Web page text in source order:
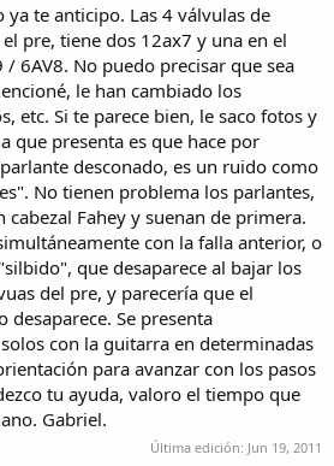
te anticipo. Las 4 válvulas de
pre, tiene dos 12ax7 y una en el
/ 6AV8. No puedo precisar que sea
le han cambiado los
etc. Si te parece bien, le saco fotos y
que presenta es que hace por
desconado, es un ruido como
No tienen problema los parlantes,
cabezal Fahey y suenan de primera.
con la falla anterior, o
que desaparece al bajar los
del pre, y parecería que el
Se presenta
con la guitarra en determinadas
para avanzar con los pasos
tu ayuda, valoro el tiempo que
Gabriel.
Última edición: Jun 19, 2011